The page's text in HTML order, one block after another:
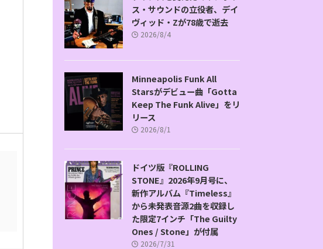
ス・サウンドの立役者、デイ
ヴィッド・Zが78歳で逝去
2026/8/4
Minneapolis Funk All
Starsがデビュー曲「Gotta
Keep The Funk Alive」をリ
リース
2026/8/1
ドイツ版『ROLLING
STONE』2026年9月号に、
新作アルバム『Timeless』
から未発表音源2曲を収録し
た限定7インチ「The Guilty
Ones / Stone」が付属
2026/7/31